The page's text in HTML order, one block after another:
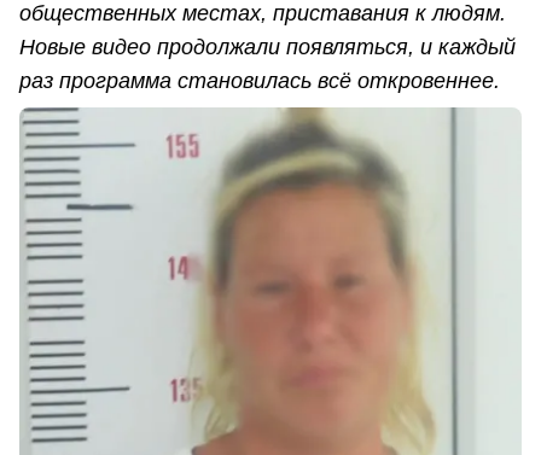
общественных местах, приставания к людям.
Новые видео продолжали появляться, и каждый
раз программа становилась всё откровеннее.